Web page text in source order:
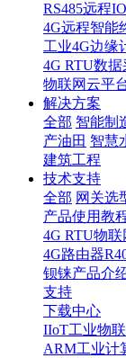
RS485远程
4G远程智能
工业4G边缘
4G RTU数
物联网云平
解决方案
全部 智能制
产油田 智慧
建筑工程
技术支持
全部 网关选
产品使用教
4G RTU物联
4G路由器
钡铼产品介
支持
下载中心
IIoT工业物
ARM工业计